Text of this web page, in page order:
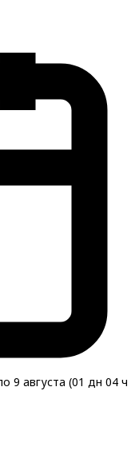
9 августа (01 дн 04 ч